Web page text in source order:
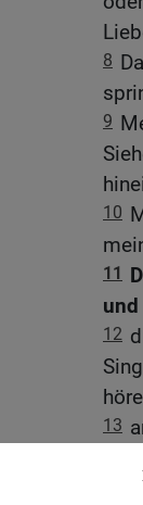
8
9
10
11
12
13